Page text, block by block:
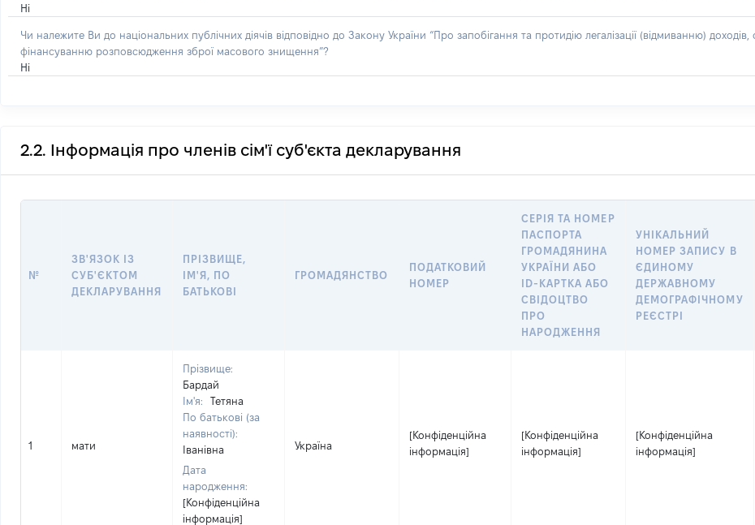
Ні
Чи належите Ви до національних публічних діячів відповідно до Закону України “Про запобігання та протидію легалізації (відмиванню)
фінансуванню розповсюдження зброї масового знищення”?
Ні
2.2. Інформація про членів сім'ї суб'єкта декларування
№
ЗВ'ЯЗОК ІЗ
СУБ'ЄКТОМ
ДЕКЛАРУВАННЯ
ПРІЗВИЩЕ,
ІМ'Я, ПО
БАТЬКОВІ
ГРОМАДЯНСТВО
ПОДАТКОВИЙ
НОМЕР
СЕРІЯ ТА НОМЕР
ПАСПОРТА
ГРОМАДЯНИНА
УКРАЇНИ АБО
ID-КАРТКА АБО
СВІДОЦТВО
ПРО
НАРОДЖЕННЯ
УНІКАЛЬНИЙ
НОМЕР ЗАПИСУ В
ЄДИНОМУ
ДЕРЖАВНОМУ
ДЕМОГРАФІЧНОМУ
РЕЄСТРІ
1 мати
Прізвище:
Бардай
Ім'я:
Тетяна
По батькові (за
наявності):
Іванівна
Дата
народження:
[Конфіденційна
інформація]
Україна
[Конфіденційна
інформація]
[Конфіденційна
інформація]
[Конфіденційна
інформація]